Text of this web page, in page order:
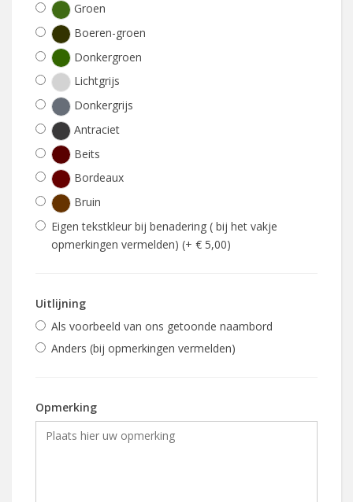
Groen
Boeren-groen
Donkergroen
Lichtgrijs
Donkergrijs
Antraciet
Beits
Bordeaux
Bruin
Eigen tekstkleur bij benadering ( bij het vakje
opmerkingen vermelden) (+ € 5,00)
Uitlijning
Als voorbeeld van ons getoonde naambord
Anders (bij opmerkingen vermelden)
Opmerking